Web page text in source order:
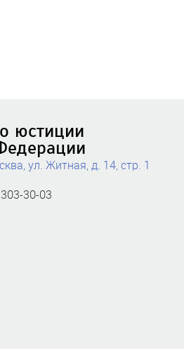
юстиции
ул. Житная, д. 14, стр. 1
30-03